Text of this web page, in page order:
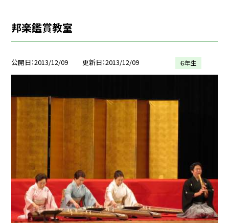
邦楽鑑賞教室
公開日 2013/12/09 更新日 2013/12/09 ６年生